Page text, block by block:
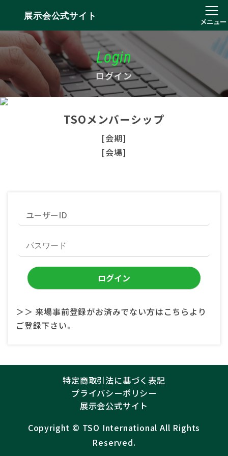
展示会公式サイト
メニュー
Login
ログイン
TSOメンバーシップ
[会期]
[会場]
＞＞ 来場事前登録がお済みでない方はこちらより
ご登録下さい。
特定商取引法に基づく表記
プライバシーポリシー
展示会公式サイト
Copyright ©︎ TSO International All Rights
Reserved.